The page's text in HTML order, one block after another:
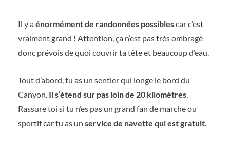
Il y aénormément de randonnées possiblescar c’est
vraiment grand ! Attention, ça n’est pas très ombragé
donc prévois de quoi couvrir ta tête et beaucoup d’eau.
Tout d’abord, tu as un sentier qui longe le bord du
Canyon. Il s’étend sur pas loin de 20 kilomètres.
Rassure toi si tu n’es pas un grand fan de marche ou
sportif car tu as un service de navette qui est gratuit.